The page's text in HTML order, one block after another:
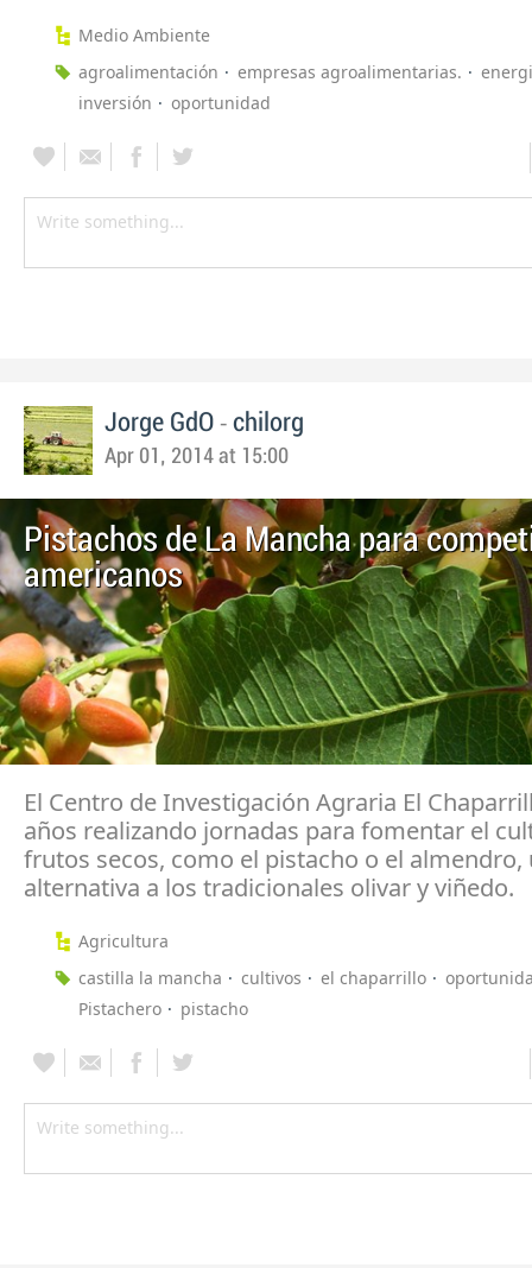
Medio Ambiente
agroalimentación
empresas agroalimentarias.
inversión
oportunidad
Jorge GdO - chilorg
Apr 01, 2014 at 15:00
Pistachos de La Mancha para
americanos
El Centro de Investigación Agraria El
años realizando jornadas para fomentar el
frutos secos, como el pistacho o el almendro,
alternativa a los tradicionales olivar y viñedo.
Agricultura
castilla la mancha
cultivos el chaparrillo
Pistachero
pistacho